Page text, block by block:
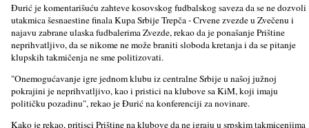
Đurić je komentarišuću zahteve kosovskog fudbalskog saveza da se ne dozvoli
utakmica šesnaestine finala Kupa Srbije Trepča - Crvene zvezde u Zvečenu i
najavu zabrane ulaska fudbalerima Zvezde, rekao da je ponašanje Prištine
neprihvatlјivo, da se nikome ne može braniti sloboda kretanja i da se pitanje
klupskih takmičenja ne sme politizovati.
"Onemogućavanje igre jednom klubu iz centralne Srbije u našoj južnoj
pokrajini je neprihvatlјivo, kao i pristici na klubove sa KiM, koji imaju
političku pozadinu", rekao je Đurić na konferenciji za novinare.
Kako je rekao, pritisci Prištine na klubove da ne igraju u srpskim takmicenjima